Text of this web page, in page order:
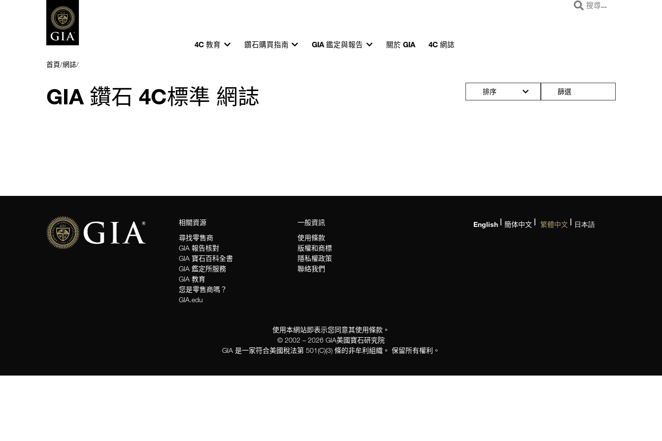
4C 教育 鑽石購買指南 GIA 鑑定與報告 關於 GIA 4C 網誌
首頁/網誌/
GIA 鑽石 4C標準 網誌 排序 篩選
相關資源
尋找零售商
GIA 報告核對
GIA 寶石百科全書
GIA 鑑定所服務
GIA 教育
您是零售商嗎？
GIA.edu
一般資訊
使用條款
版權和商標
隱私權政策
聯絡我們
English 簡体中文 繁體中文 日本語
使用本網站即表示您同意其使用條款。
© 2002 – 2026 GIA美國寶石研究院
GIA 是一家符合美國稅法第 501(C)(3) 條的非牟利組織。 保留所有權利。